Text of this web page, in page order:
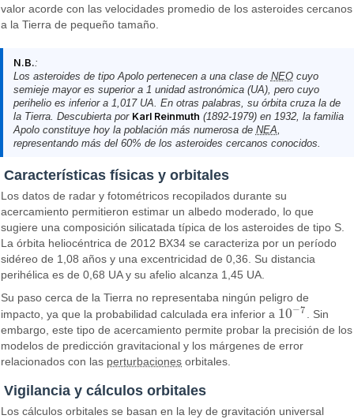
valor acorde con las velocidades promedio de los asteroides cercanos
a la Tierra de pequeño tamaño.
N.B.:
Los asteroides de tipo Apolopertenecen a una clase de NEOcuyo
semieje mayor es superior a 1 unidad astronómica (UA), pero cuyo
perihelio es inferior a 1,017 UA. En otras palabras, su órbita cruza la de
la Tierra. Descubierta por Karl Reinmuth (1892-1979) en 1932, la familia
Apoloconstituye hoy la población más numerosa de NEA
representando más del 60% de los asteroides cercanos conocidos.
Características físicas y orbitales
Los datos de radar y fotométricos recopilados durante su
acercamiento permitieron estimar un albedo moderado, lo que
sugiere una composición silicatada típica de los asteroides de tipo S.
La órbita heliocéntrica de 2012 BX34 se caracteriza por un período
sidéreo de 1,08 años y una excentricidad de 0,36. Su distancia
perihélica es de 0,68 UA y su afelio alcanza 1,45 UA.
Su paso cerca de la Tierra no representaba ningún peligro de
impacto, ya que la probabilidad calculada era inferior a 10−7
10− 7
. Sin
embargo, este tipo de acercamiento permite probar la precisión de los
modelos de predicción gravitacional y los márgenes de error
relacionados con las perturbaciones orbitales.
Vigilancia y cálculos orbitales
Los cálculos orbitales se basan en la ley de gravitación universal